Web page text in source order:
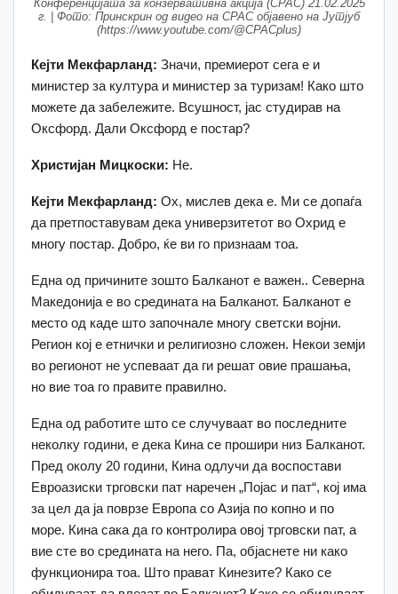
Конференцијата за конзервативна акција (CPAC) 21.02.2025
г. | Фото: Принскрин од видео на CPAC објавено на Јутјуб
(https://www.youtube.com/@CPACplus)
Кејти Мекфарланд: Значи, премиерот сега е и
министер за култура и министер за туризам! Како што
можете да забележите. Всушност, јас студирав на
Оксфорд. Дали Оксфорд е постар?
Христијан Мицкоски: Не.
Кејти Мекфарланд: Ох, мислев дека е. Ми се допаѓа
да претпоставувам дека универзитетот во Охрид е
многу постар. Добро, ќе ви го признаам тоа.
Една од причините зошто Балканот е важен.. Северна
Македонија е во средината на Балканот. Балканот е
место од каде што започнале многу светски војни.
Регион кој е етнички и религиозно сложен. Некои земји
во регионот не успеваат да ги решат овие прашања,
но вие тоа го правите правилно.
Една од работите што се случуваат во последните
неколку години, е дека Кина се прошири низ Балканот.
Пред околу 20 години, Кина одлучи да воспостави
Евроазиски трговски пат наречен „Појас и пат“, кој има
за цел да ја поврзе Европа со Азија по копно и по
море. Кина сака да го контролира овој трговски пат, а
вие сте во средината на него. Па, објаснете ни како
функционира тоа. Што прават Кинезите? Како се